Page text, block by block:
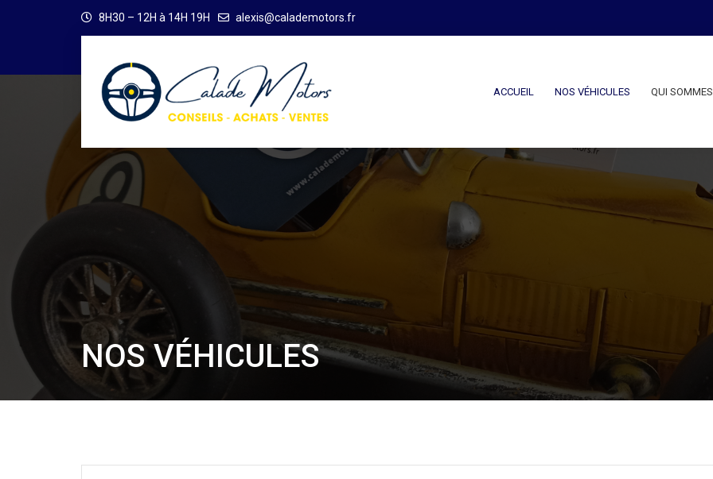
8H30 – 12H à 14H 19H alexis@calademotors.fr
ACCUEIL NOS VÉHICULES QUI
NOS VÉHICULES